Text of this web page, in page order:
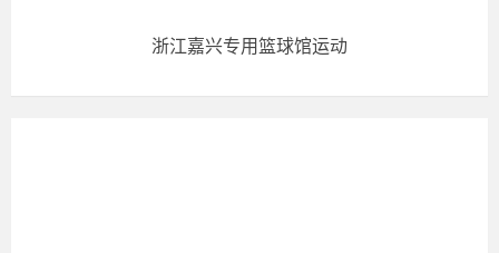
浙江嘉兴专用篮球馆运动